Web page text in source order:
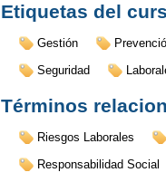
Etiquetas del
Gestión
Seguridad
Términos
Riesgos Laborales
Responsabilidad Social